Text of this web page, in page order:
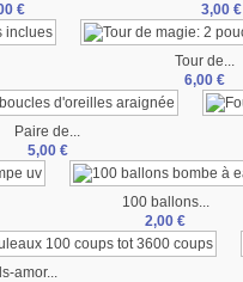
€
3,00 €
Tour de...
6,00 €
Paire de...
5,00 €
100 ballons...
2,00 €
amor...